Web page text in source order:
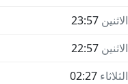
الاثنين 23:57
الاثنين 22:57
الثلاثاء 02:27